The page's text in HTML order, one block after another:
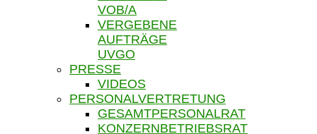
VOB/A
VERGEBENE
AUFTRÄGE
UVGO
PRESSE
VIDEOS
PERSONALVERTRETUNG
GESAMTPERSONALRAT
KONZERNBETRIEBSRAT